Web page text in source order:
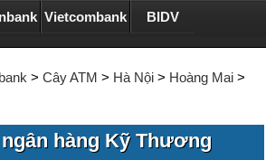
Vietcombank BIDV
> Cây ATM > Hà Nội > Hoàng Mai >
ngân hàng Kỹ Thương